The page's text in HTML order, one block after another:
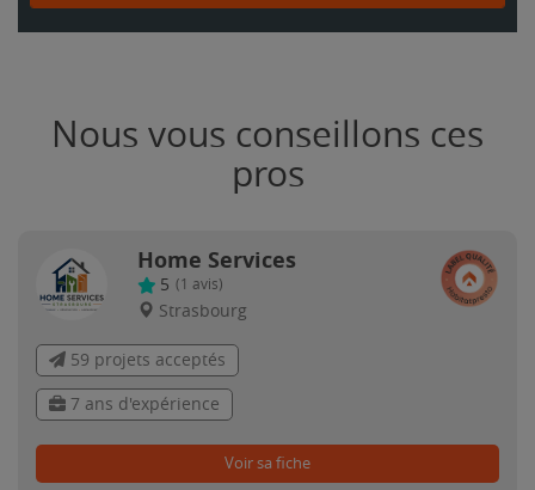
Nous vous conseillons ces
pros
Home Services
5 (1 avis)
Strasbourg
59 projets acceptés
7 ans d'expérience
Voir sa fiche